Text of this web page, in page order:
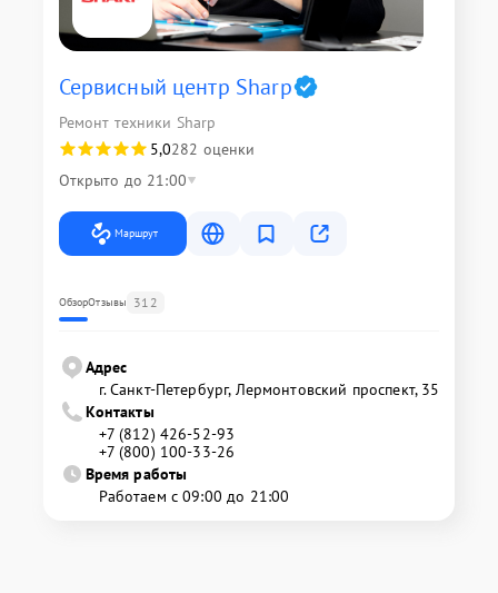
Сервисный центр Sharp
Ремонт техники Sharp
5,0282 оценки
Открыто до 21:00
Маршрут
ОбзорОтзывы 312
Адрес
г. Санкт-Петербург, Лермонтовский проспект, 35
Контакты
+7 (812) 426-52-93
+7 (800) 100-33-26
Время работы
Работаем с 09:00 до 21:00